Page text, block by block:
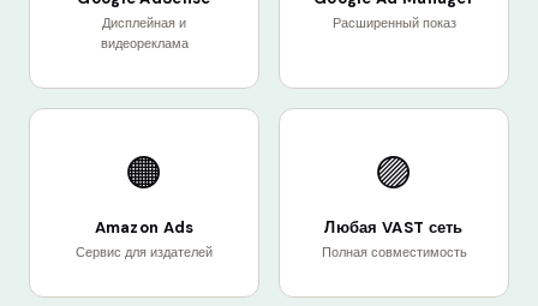
Дисплейная и
видеореклама
Расширенный показ
🟠
Amazon Ads
Сервис для издателей
🟣
Любая VAST сеть
Полная совместимость